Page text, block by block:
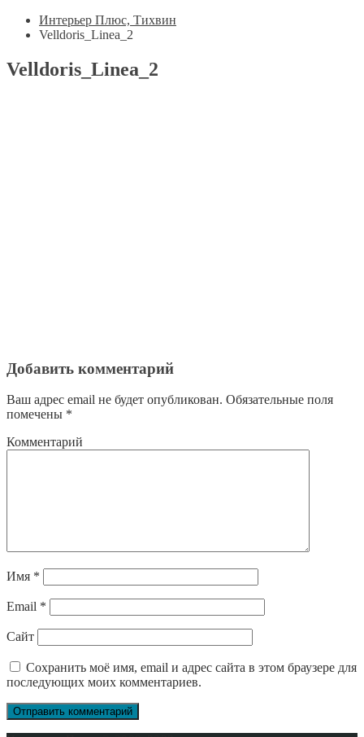
Интерьер Плюс, Тихвин
Velldoris_Linea_2
Velldoris_Linea_2
Добавить комментарий
Ваш адрес email не будет опубликован. Обязательные поля
помечены *
Комментарий
Имя *
Email *
Сайт
Сохранить моё имя, email и адрес сайта в этом браузере для
последующих моих комментариев.